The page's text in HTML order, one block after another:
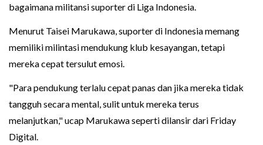
bagaimana militansi suporter di Liga Indonesia.
Menurut Taisei Marukawa, suporter di Indonesia memang
memiliki milintasi mendukung klub kesayangan, tetapi
mereka cepat tersulut emosi.
"Para pendukung terlalu cepat panas dan jika mereka tidak
tangguh secara mental, sulit untuk mereka terus
melanjutkan," ucap Marukawa seperti dilansir dari Friday
Digital.